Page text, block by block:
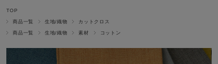
TOP
商品一覧 生地/織物 カットクロス
商品一覧 生地/織物 素材 コットン